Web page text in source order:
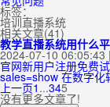
标签：
培训直播系统
相关文章(41)
教学直播系统用什么平
2024-07-10 06:05:43 |
官网新用户注册免费
sales=show 在数字
上一页1 ...345
没有更多文章了!